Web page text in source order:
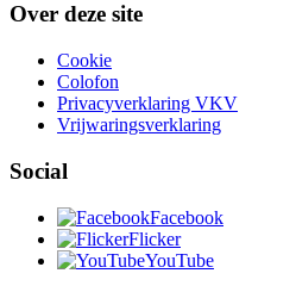
Over deze site
Cookie
Colofon
Privacyverklaring VKV
Vrijwaringsverklaring
Social
Facebook
Flicker
YouTube